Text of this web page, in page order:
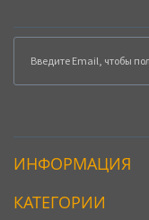
ИНФОРМАЦИЯ
КАТЕГОРИИ